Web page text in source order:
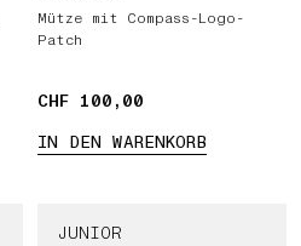
Mütze mit Compass-Logo-
Patch
CHF 100,00
CHF 100,00
IN DEN WARENKORB
JUNIOR